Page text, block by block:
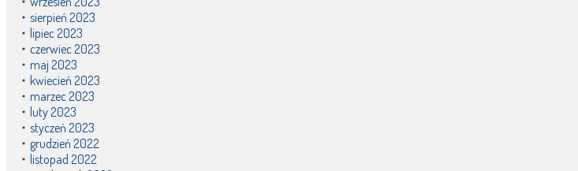
sierpień 2023
lipiec 2023
czerwiec 2023
maj 2023
kwiecień 2023
marzec 2023
luty 2023
styczeń 2023
grudzień 2022
listopad 2022